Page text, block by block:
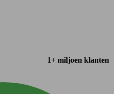
1+ miljoen klanten